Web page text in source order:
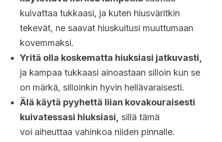
kuivattaa tukkaasi, ja kuten hiusväritkin
tekevät, ne saavat hiuskuitusi muuttumaan
kovemmaksi.
Yritä olla koskematta hiuksiasi jatkuvasti,
ja kampaa tukkaasi ainoastaan silloin kun se
on märkä, silloinkin hyvin hellävaraisesti.
Älä käytä pyyhettä liian kovakouraisesti
kuivatessasi hiuksiasi, sillä tämä
voi aiheuttaa vahinkoa niiden pinnalle.